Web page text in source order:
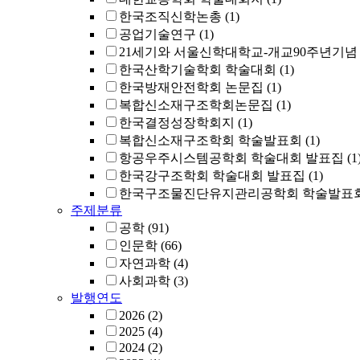
한국조직신학논총 (1)
공업기술연구 (1)
21세기와 서울신학대학교-개교90주년기
한국산학기술학회 학술대회 (1)
한국방재안전학회 논문집 (1)
복합신소재구조학회논문집 (1)
한국결정성장학회지 (1)
복합신소재구조학회 학술발표회 (1)
항공우주시스템공학회 학술대회 발표집
한국강구조학회 학술대회 발표집 (1)
한국구조물진단유지관리공학회 학술발표
주제분류
공학 (91)
인문학 (66)
자연과학 (4)
사회과학 (3)
발행연도
2026 (2)
2025 (4)
2024 (2)